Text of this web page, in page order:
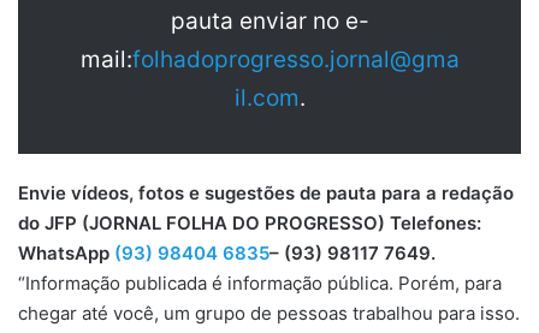
pauta enviar no e-
mail:folhadoprogresso.jornal@gma
il.com.
Envie vídeos, fotos e sugestões de pauta para a redação
do JFP (JORNAL FOLHA DO PROGRESSO) Telefones:
WhatsApp (93) 98404 6835– (93) 98117 7649.
“Informação publicada é informação pública. Porém, para
chegar até você, um grupo de pessoas trabalhou para isso.